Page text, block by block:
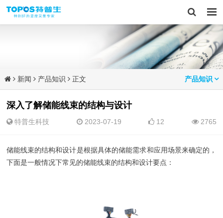
新闻 产品知识 正文 产品知识
深入了解储能线束的结构与设计
特普生科技 2023-07-19 12 2765
储能线束的结构和设计是根据具体的储能需求和应用场景来确定的，
下面是一般情况下常见的储能线束的结构和设计要点：